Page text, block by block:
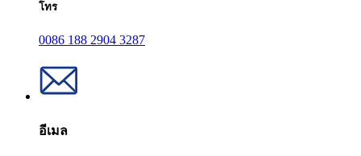
โทร
0086 188 2904 3287
อีเมล